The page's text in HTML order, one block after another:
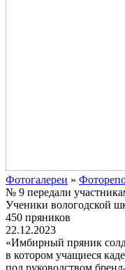
Фотогалереи »
№ 9 передали
Ученики вологодской
450 пряников
22.12.2023
«Имбирный пряник
в котором учащиеся
под руководством